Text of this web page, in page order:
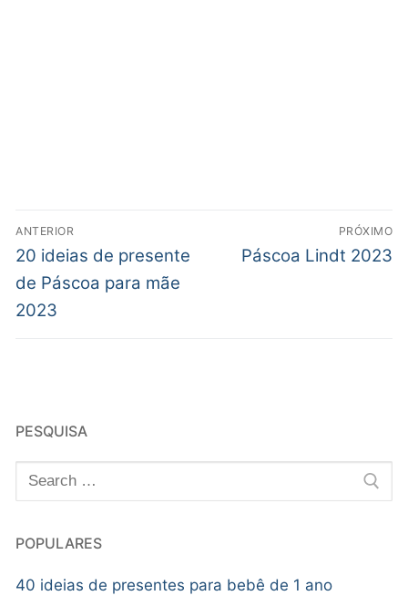
ANTERIOR
20 ideias de presente
de Páscoa para mãe
2023
PRÓXIMO
Páscoa Lindt 2023
PESQUISA
POPULARES
40 ideias de presentes para bebê de 1 ano